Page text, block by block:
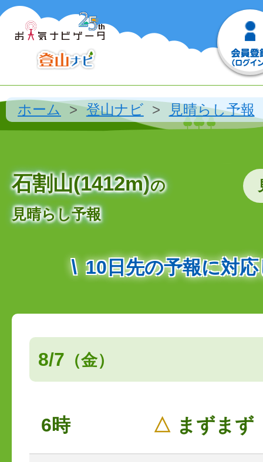
ホーム 登山ナビ 見晴らし予報
石割山(1412m)の
見晴らし予報
10日先の予報に対
8/7 （金）
6時 △ まずまず